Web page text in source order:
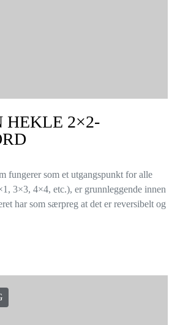
HEKLE 2×2-
fungerer som et utgangspunkt for alle
3×3, 4×4, etc.), er grunnleggende innen
har som særpreg at det er reversibelt og